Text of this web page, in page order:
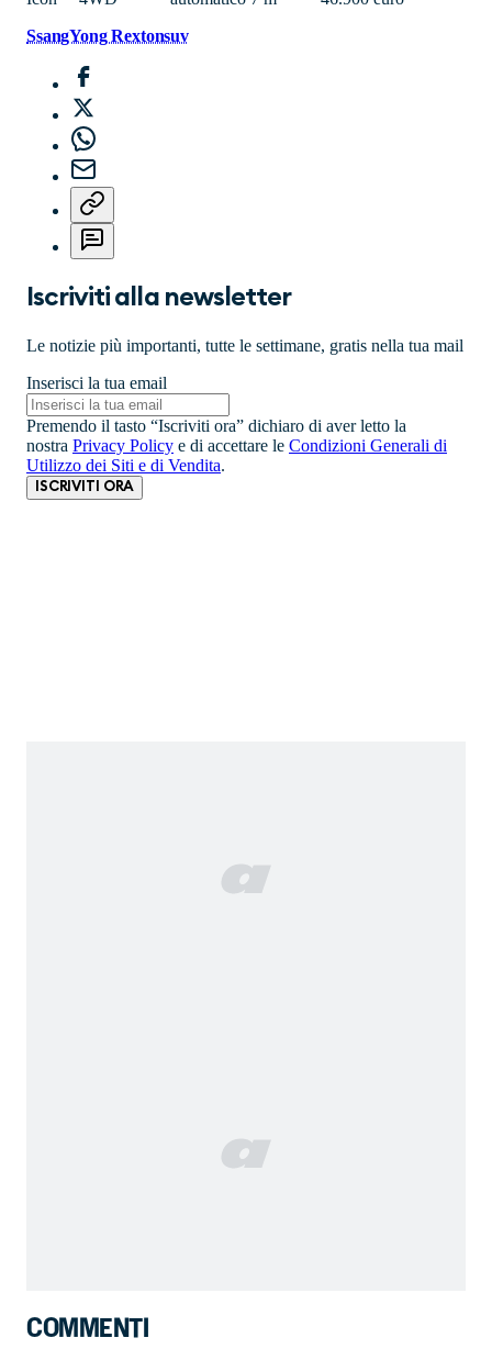
SsangYong Rextonsuv
Iscriviti alla newsletter
Le notizie più importanti, tutte le settimane, gratis nella tua mail
Inserisci la tua email
Premendo il tasto “Iscriviti ora” dichiaro di aver letto la
nostra Privacy Policy e di accettare le Condizioni Generali di
Utilizzo dei Siti e di Vendita.
ISCRIVITI ORA
COMMENTI